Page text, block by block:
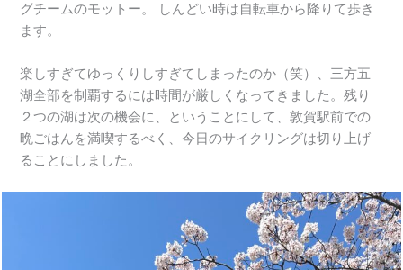
グチームのモットー。 しんどい時は自転車から降りて歩き
ます。
楽しすぎてゆっくりしすぎてしまったのか（笑）、三方五
湖全部を制覇するには時間が厳しくなってきました。残り
２つの湖は次の機会に、ということにして、敦賀駅前での
晩ごはんを満喫するべく、今日のサイクリングは切り上げ
ることにしました。